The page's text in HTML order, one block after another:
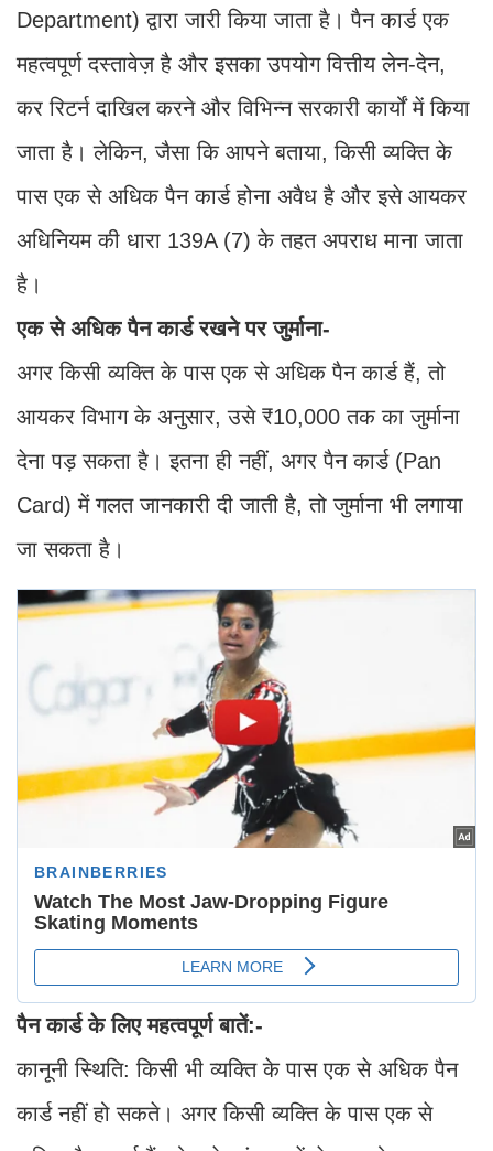
Department) द्वारा जारी किया जाता है। पैन कार्ड एक
महत्वपूर्ण दस्तावेज़ है और इसका उपयोग वित्तीय लेन-देन,
कर रिटर्न दाखिल करने और विभिन्न सरकारी कार्यों में किया
जाता है। लेकिन, जैसा कि आपने बताया, किसी व्यक्ति के
पास एक से अधिक पैन कार्ड होना अवैध है और इसे आयकर
अधिनियम की धारा 139A (7) के तहत अपराध माना जाता
है।
एक से अधिक पैन कार्ड रखने पर जुर्माना-
अगर किसी व्यक्ति के पास एक से अधिक पैन कार्ड हैं, तो
आयकर विभाग के अनुसार, उसे ₹10,000 तक का जुर्माना
देना पड़ सकता है। इतना ही नहीं, अगर पैन कार्ड (Pan
Card) में गलत जानकारी दी जाती है, तो जुर्माना भी लगाया
जा सकता है।
पैन कार्ड के लिए महत्वपूर्ण बातें:-
कानूनी स्थिति: किसी भी व्यक्ति के पास एक से अधिक पैन
कार्ड नहीं हो सकते। अगर किसी व्यक्ति के पास एक से